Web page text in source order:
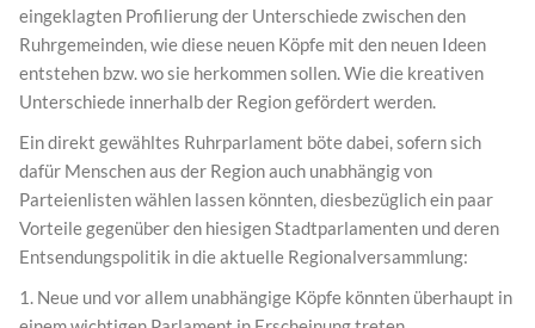
eingeklagten Profilierung der Unterschiede zwischen den
Ruhrgemeinden, wie diese neuen Köpfe mit den neuen Ideen
entstehen bzw. wo sie herkommen sollen. Wie die kreativen
Unterschiede innerhalb der Region gefördert werden.
Ein direkt gewähltes Ruhrparlament böte dabei, sofern sich
dafür Menschen aus der Region auch unabhängig von
Parteienlisten wählen lassen könnten, diesbezüglich ein paar
Vorteile gegenüber den hiesigen Stadtparlamenten und deren
Entsendungspolitik in die aktuelle Regionalversammlung:
1. Neue und vor allem unabhängige Köpfe könnten überhaupt in